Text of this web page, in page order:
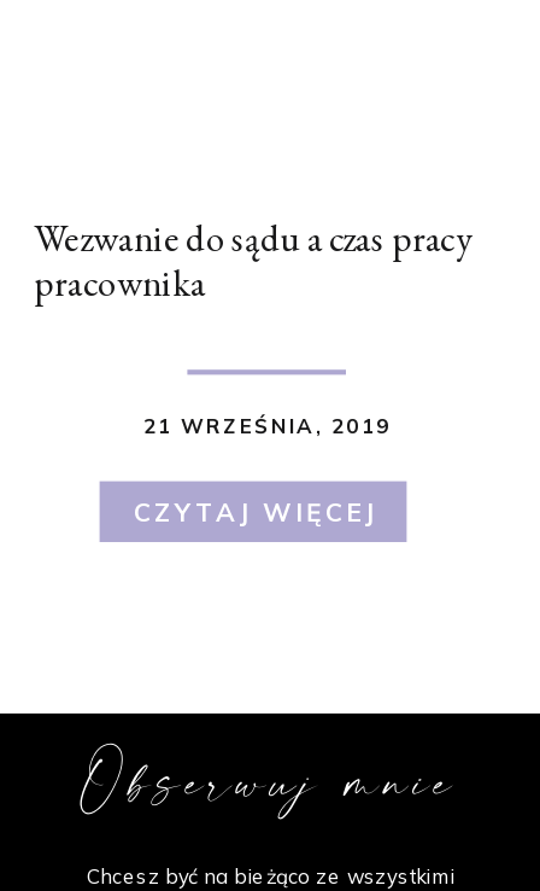
CZYTAJ WIĘCEJ
21 WRZEŚNIA, 2019
Wezwanie do sądu a czas pracy
pracownika
Obserwuj mnie
Chcesz być na bieżąco ze wszystkimi